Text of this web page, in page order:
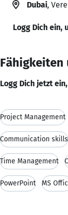
Dubai,
Logg Dich ein,
Fähigkeiten
Logg Dich jetzt
Project Management
Communication skills
Time Management
PowerPoint MS